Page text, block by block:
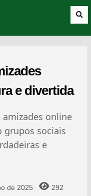
e divertida
amizades online
grupos sociais
e
de 2025 292